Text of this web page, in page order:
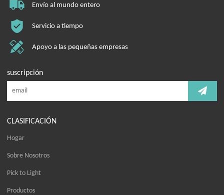
Envío al mundo entero
Servicio a tiempo
Apoyo a las pequeñas empresas
suscripción
CLASIFICACIÓN
Hogar
Sobre Nosotros
Pick to Light
Productos